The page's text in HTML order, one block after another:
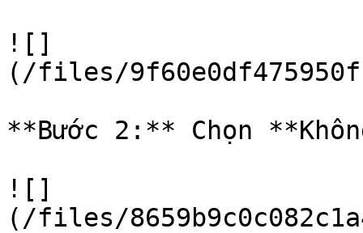
![]
(/files/
**Bước 2:** Chọn
![]
(/files/